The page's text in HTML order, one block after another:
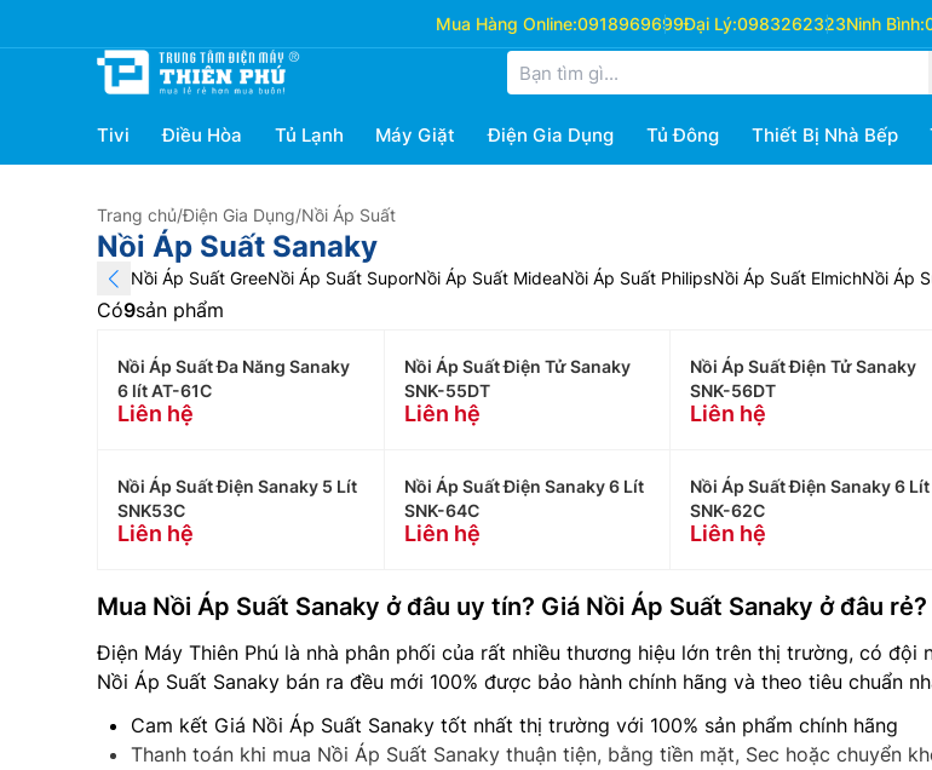
Mua Hàng Online:0918969699Đại Lý:0983262323Ninh Bình:
Tivi Điều Hòa Tủ Lạnh Máy Giặt Điện Gia Dụng Tủ Đông Thiết Bị Nhà Bếp
Trang chủ/Điện Gia Dụng/Nồi Áp Suất
Nồi Áp Suất Sanaky
Nồi Áp Suất GreeNồi Áp Suất SuporNồi Áp Suất MideaNồi Áp Suất PhilipsNồi Áp Suất ElmichNồi Áp
Có9sản phẩm
Nồi Áp Suất Đa Năng Sanaky
6 lít AT-61C
Liên hệ
Nồi Áp Suất Điện Tử Sanaky
SNK-55DT
Liên hệ
Nồi Áp Suất Điện Tử Sanaky
SNK-56DT
Liên hệ
Nồi Áp Suất Điện Sanaky 5 Lít
SNK53C
Liên hệ
Nồi Áp Suất Điện Sanaky 6 Lít
SNK-64C
Liên hệ
Nồi Áp Suất Điện Sanaky 6 Lít
SNK-62C
Liên hệ
Mua Nồi Áp Suất Sanaky ở đâu uy tín? Giá Nồi Áp Suất Sanaky ở đâu rẻ?
Điện Máy Thiên Phú là nhà phân phối của rất nhiều thương hiệu lớn trên thị trường, có
Nồi Áp Suất Sanaky bán ra đều mới 100% được bảo hành chính hãng và theo tiêu chuẩn
Cam kết Giá Nồi Áp Suất Sanaky tốt nhất thị trường với 100% sản phẩm chính hãng
Thanh toán khi mua Nồi Áp Suất Sanaky thuận tiện, bằng tiền mặt, Sec hoặc chuyển